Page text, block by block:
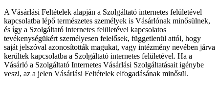
A Vásárlási Feltételek alapján a Szolgáltató internetes felületével
kapcsolatba lépő természetes személyek is Vásárlónak minősülnek,
és így a Szolgáltató internetes felületével kapcsolatos
tevékenységükért személyesen felelősek, függetlenül attól, hogy
saját jelszóval azonosították magukat, vagy intézmény nevében járva
kerültek kapcsolatba a Szolgáltató internetes felületével. Ha a
Vásárló a Szolgáltató Internetes Vásárlási Szolgáltatásait igénybe
veszi, az a jelen Vásárlási Feltételek elfogadásának minősül.